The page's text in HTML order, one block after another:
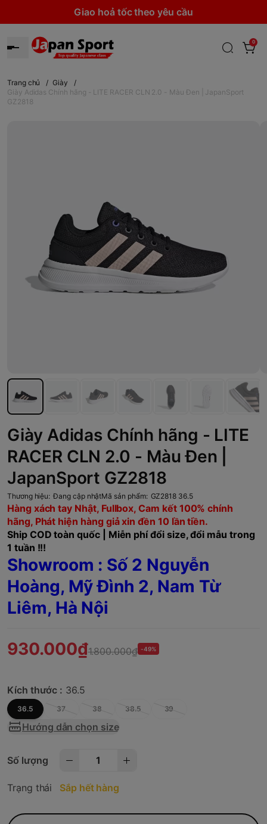
Giao hoả tốc theo yêu cầu
0
Trang chủ / Giày
/
Giày Adidas Chính hãng - LITE RACER CLN 2.0 - Màu Đen | JapanSport
GZ2818
Giày Adidas Chính hãng - LITE
RACER CLN 2.0 - Màu Đen |
JapanSport GZ2818
Thương hiệu: Đang cập nhậtMã sản phẩm: GZ2818 36.5
Hàng xách tay Nhật, Fullbox, Cam kết 100% chính
hãng, Phát hiện hàng giả xin đền 10 lần tiền.
Ship COD toàn quốc | Miễn phí đổi size, đổi mẫu trong
1 tuần !!!
Showroom : Số 2 Nguyễn
Hoàng, Mỹ Đình 2, Nam Từ
Liêm, Hà Nội
930.000₫1.800.000₫ -49%
Kích thước : 36.5
36.5 37 38 38.5 39
Hướng dẫn chọn size
Số lượng
Trạng thái Sắp hết hàng